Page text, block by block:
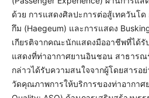
ด้วย การแสดงศิลปะการต่อสู้เทควันโ
กึม (Haegeum) และการแสดง
เกียรติจากคณะนักแสดงมืออาชีพที่ได้
แสดงที่ท่าอากาศยานอินชอน สาธารณ
กล่าวได้รับความสนใจจากผู้โดยสารอ
วัดคุณภาพการให้บริการของท่าอากาศ